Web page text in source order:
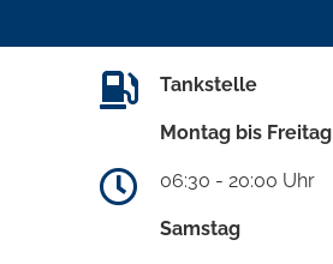
Tankstelle
Montag bis Freitag
06:30 - 20:00 Uhr
Samstag